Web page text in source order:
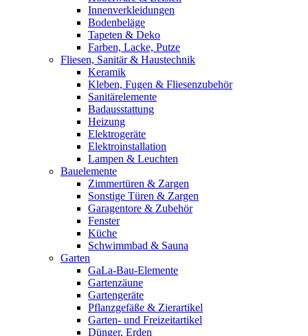
Innenverkleidungen
Bodenbeläge
Tapeten & Deko
Farben, Lacke, Putze
Fliesen, Sanitär & Haustechnik
Keramik
Kleben, Fugen & Fliesenzubehör
Sanitärelemente
Badausstattung
Heizung
Elektrogeräte
Elektroinstallation
Lampen & Leuchten
Bauelemente
Zimmertüren & Zargen
Sonstige Türen & Zargen
Garagentore & Zubehör
Fenster
Küche
Schwimmbad & Sauna
Garten
GaLa-Bau-Elemente
Gartenzäune
Gartengeräte
Pflanzgefäße & Zierartikel
Garten- und Freizeitartikel
Dünger, Erden